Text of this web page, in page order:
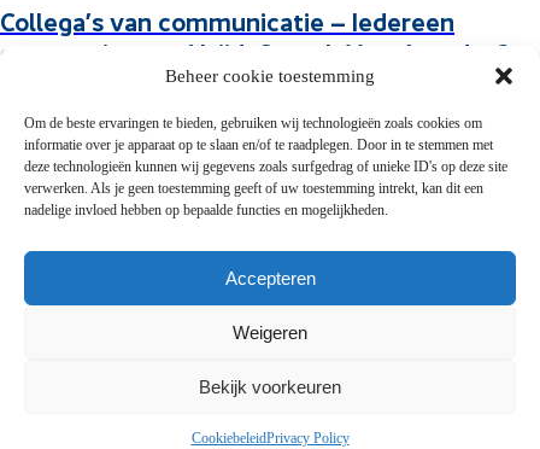
Beheer cookie toestemming
Om de beste ervaringen te bieden, gebruiken wij technologieën zoals cookies om
informatie over je apparaat op te slaan en/of te raadplegen. Door in te stemmen met
deze technologieën kunnen wij gegevens zoals surfgedrag of unieke ID's op deze site
verwerken. Als je geen toestemming geeft of uw toestemming intrekt, kan dit een
nadelige invloed hebben op bepaalde functies en mogelijkheden.
Accepteren
Weigeren
Bekijk voorkeuren
CookiebeleidPrivacy Policy
Collega’s van communicatie – Iedereen
communiceert. Altijd. Overal. Maar hoe dan?
Snel naar
Presentaties
Contact